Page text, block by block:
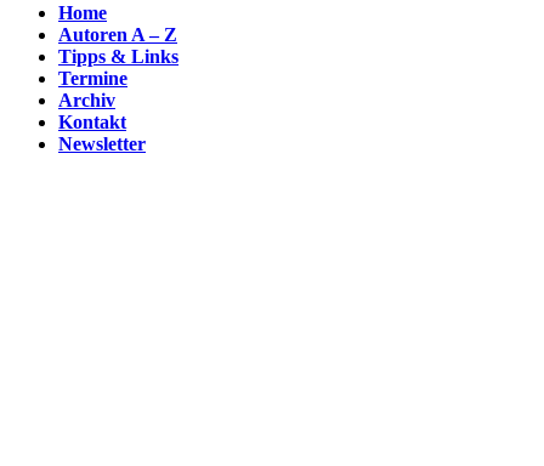
Home
Autoren A – Z
Tipps & Links
Termine
Archiv
Kontakt
Newsletter